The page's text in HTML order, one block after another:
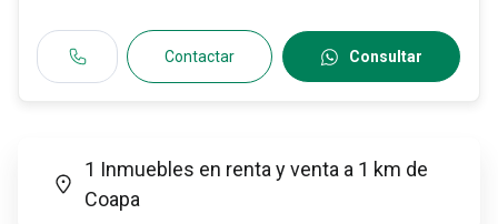
Contactar Consultar
1 Inmuebles en renta y venta a 1 km de
Coapa